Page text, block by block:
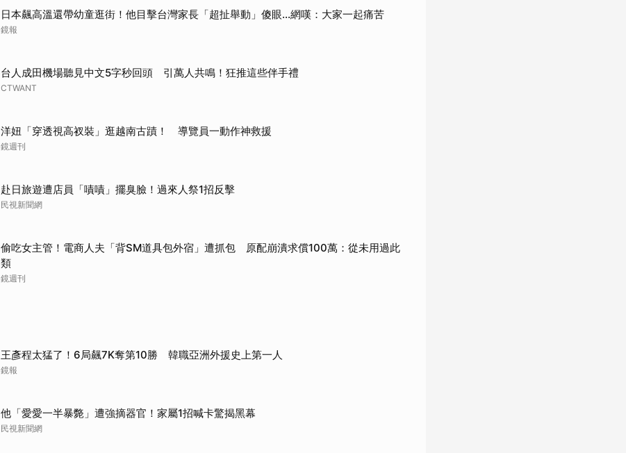
日本飆高溫還帶幼童逛街！他目擊台灣家長「超扯舉動」傻眼...網嘆：大家一起痛苦
鏡報
台人成田機場聽見中文5字秒回頭 引萬人共鳴！狂推這些伴手禮
CTWANT
洋妞「穿透視高衩裝」逛越南古蹟！ 導覽員一動作神救援
鏡週刊
赴日旅遊遭店員「嘖嘖」擺臭臉！過來人祭1招反擊
民視新聞網
偷吃女主管！電商人夫「背SM道具包外宿」遭抓包 原配崩潰求償100萬：從未用過此
類
鏡週刊
王彥程太猛了！6局飆7K奪第10勝 韓職亞洲外援史上第一人
鏡報
他「愛愛一半暴斃」遭強摘器官！家屬1招喊卡驚揭黑幕
民視新聞網
取消